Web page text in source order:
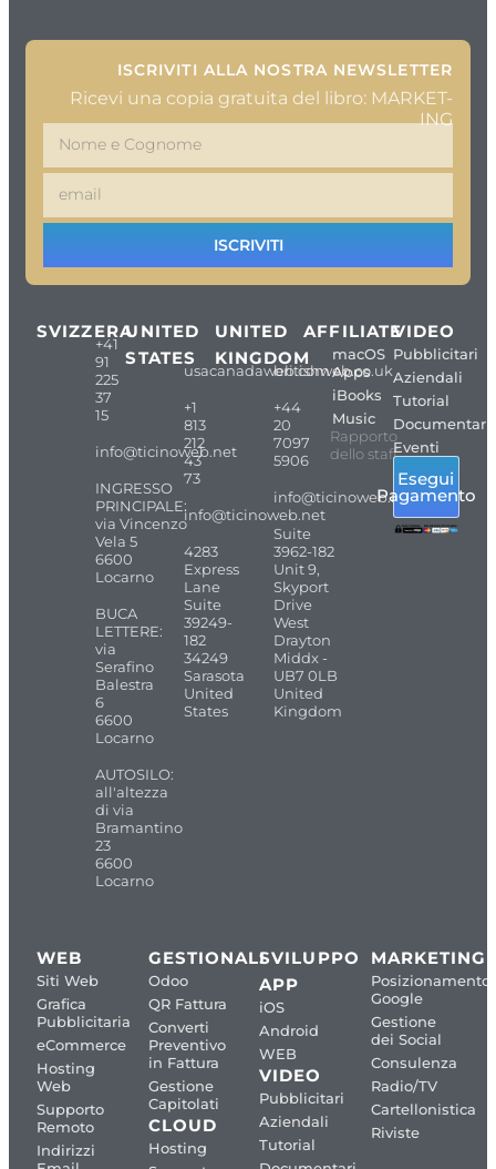
ISCRIVITI ALLA NOSTRA NEWSLETTER
Ricevi una copia gratuita del libro: MARKET-
ING
ISCRIVITI
SVIZZERA
+41
91
225
37
15
info@ticinoweb.net
INGRESSO
PRINCIPALE:
via Vincenzo
Vela 5
6600
Locarno
BUCA
LETTERE:
via
Serafino
Balestra
6
6600
Locarno
AUTOSILO:
all'altezza
di via
Bramantino
23
6600
Locarno
UNITED
STATES
usacanadaweb.com
+1
813
212
43
73
info@ticinoweb.net
4283
Express
Lane
Suite
39249-
182
34249
Sarasota
United
States
UNITED
KINGDOM
britishweb.co.uk
+44
20
7097
5906
info@ticinoweb.net
Suite
3962-182
Unit 9,
Skyport
Drive
West
Drayton
Middx -
UB7 0LB
United
Kingdom
AFFILIATE
macOS
Apps
iBooks
Music
Rapporto
dello staff
VIDEO
Pubblicitari
Aziendali
Tutorial
Documentari
Eventi
Esegui
Pagamento
WEB
Siti Web
Grafica
Pubblicitaria
eCommerce
Hosting
Web
Supporto
Remoto
Indirizzi
GESTIONALI
Odoo
QR Fattura
Converti
Preventivo
in Fattura
Gestione
Capitolati
CLOUD
Hosting
SVILUPPO
APP
iOS
Android
WEB
VIDEO
Pubblicitari
Aziendali
Tutorial
MARKETING
Posizionamento
Google
Gestione
dei Social
Consulenza
Radio/TV
Cartellonistica
Riviste